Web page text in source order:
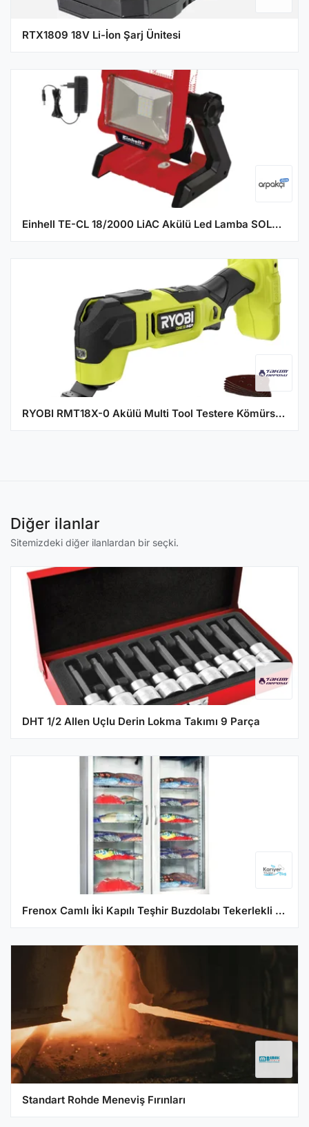
RTX1809 18V Li-İon Şarj Ünitesi
Einhell TE-CL 18/2000 LiAC Akülü Led Lamba SOLO (AKÜ HARİÇ) 4514114
RYOBI RMT18X-0 Akülü Multi Tool Testere Kömürsüz One+ - (Aküsüz)
Diğer ilanlar
Sitemizdeki diğer ilanlardan bir seçki.
DHT 1/2 Allen Uçlu Derin Lokma Takımı 9 Parça
Frenox Camlı İki Kapılı Teşhir Buzdolabı Tekerlekli 140x80x198 cm WN13-G-R290
Standart Rohde Meneviş Fırınları